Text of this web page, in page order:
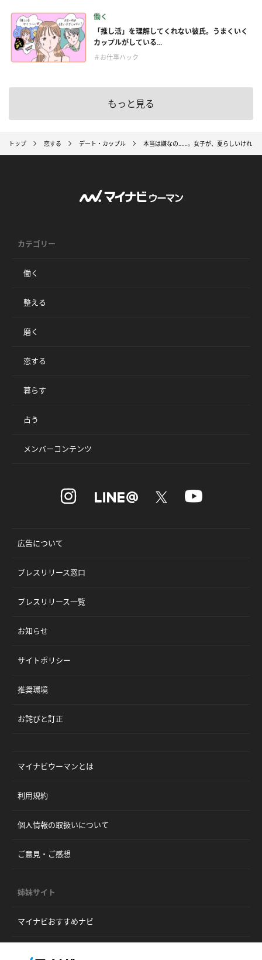
働く
「推し活」を理解してくれない彼氏。うまくいく
カップルがしている...
＃お仕事ハック
もっと見る
トップ 恋する デート・カップル 本当は嫌なの……。女子が、夏らしいけれど
カテゴリー
働く
整える
磨く
恋する
暮らす
占う
メンバーコンテンツ
広告について
プレスリリース窓口
プレスリリース一覧
お知らせ
サイトポリシー
推奨環境
お詫びと訂正
マイナビウーマンとは
利用規約
個人情報の取扱いについて
ご意見・ご感想
姉妹サイト
マイナビおすすめナビ